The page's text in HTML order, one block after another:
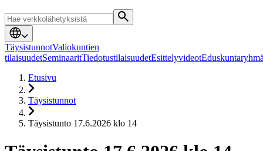
TäysistunnotValiokuntien
tilaisuudetSeminaaritTiedotustilaisuudetEsittelyvideot
Etusivu
Täysistunnot
Täysistunto 17.6.2026 klo 14